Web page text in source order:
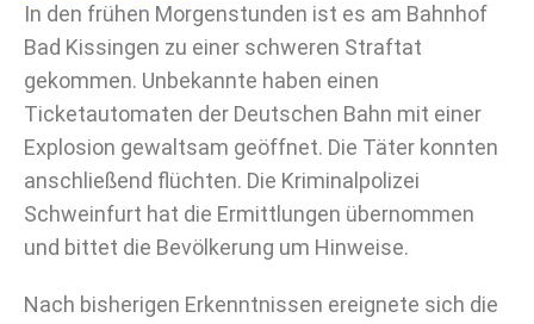
In den frühen Morgenstunden ist es am Bahnhof
Bad Kissingen zu einer schweren Straftat
gekommen. Unbekannte haben einen
Ticketautomaten der Deutschen Bahn mit einer
Explosion gewaltsam geöffnet. Die Täter konnten
anschließend flüchten. Die Kriminalpolizei
Schweinfurt hat die Ermittlungen übernommen
und bittet die Bevölkerung um Hinweise.
Nach bisherigen Erkenntnissen ereignete sich die